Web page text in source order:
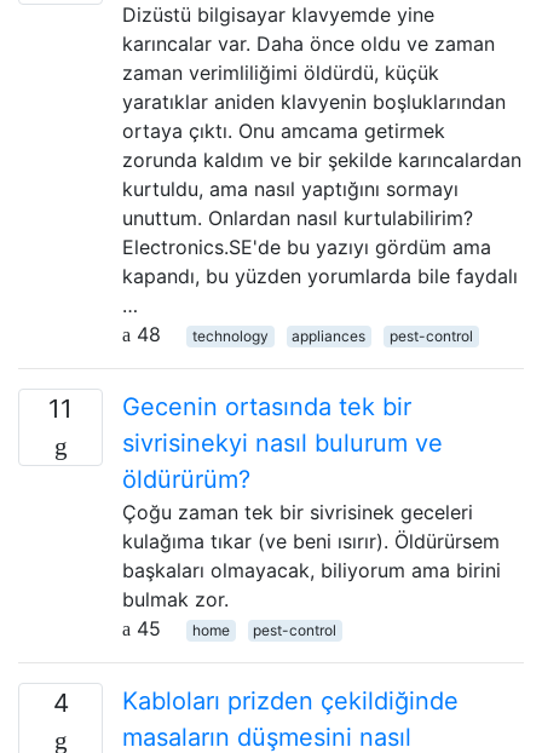
Dizüstü bilgisayar klavyemde yine
karıncalar var. Daha önce oldu ve zaman
zaman verimliliğimi öldürdü, küçük
yaratıklar aniden klavyenin boşluklarından
ortaya çıktı. Onu amcama getirmek
zorunda kaldım ve bir şekilde karıncalardan
kurtuldu, ama nasıl yaptığını sormayı
unuttum. Onlardan nasıl kurtulabilirim?
Electronics.SE'de bu yazıyı gördüm ama
kapandı, bu yüzden yorumlarda bile faydalı
…
48
technology appliances pest-control
11
Gecenin ortasında tek bir
sivrisinekyi nasıl bulurum ve
öldürürüm?
Çoğu zaman tek bir sivrisinek geceleri
kulağıma tıkar (ve beni ısırır). Öldürürsem
başkaları olmayacak, biliyorum ama birini
bulmak zor.
45
home pest-control
4
Kabloları prizden çekildiğinde
masaların düşmesini nasıl